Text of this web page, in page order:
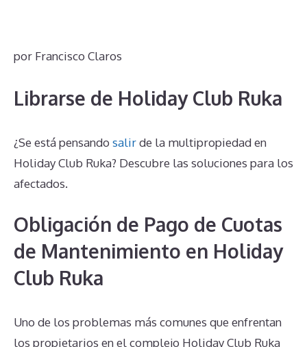
por Francisco Claros
Librarse de Holiday Club Ruka
¿Se está pensando salirde la multipropiedad en
Holiday Club Ruka? Descubre las soluciones para los
afectados.
Obligación de Pago de Cuotas
de Mantenimiento en Holiday
Club Ruka
Uno de los problemas más comunes que enfrentan
los propietarios en el complejo Holiday Club Ruka